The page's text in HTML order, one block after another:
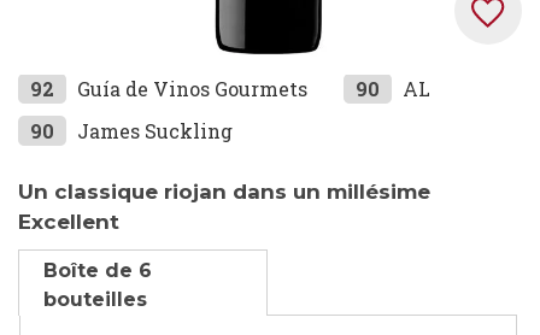
Skip
to
the
of
the
images
gallery
92 Guía de Vinos Gourmets 90
AL
90
James Suckling
Un classique riojan dans un millésime
Excellent
Boîte de 6
bouteilles